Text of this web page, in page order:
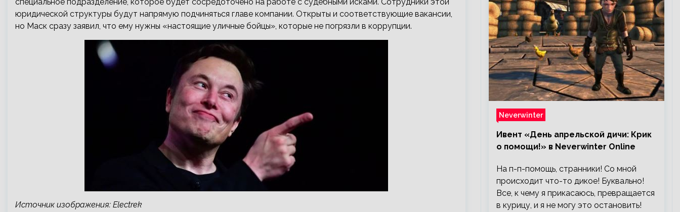
юридической структуры будут напрямую подчиняться главе компании. Открыты и соответствующие вакансии,
но Маск сразу заявил, что ему нужны «настоящие уличные бойцы», которые не погрязли в коррупции.
Источник изображения: Electrek
Neverwinter
Ивент «День апрельской дичи: Крик
о помощи!» в Neverwinter Online
На п-п-помощь, странники! Со мной
происходит что-то дикое! Буквально!
Все, к чему я прикасаюсь, превращается
в курицу, и я не могу это остановить!